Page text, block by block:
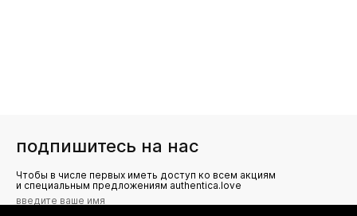
подпишитесь на нас
Чтобы в числе первых иметь доступ ко всем акциям
и специальным предложениям authentica.love